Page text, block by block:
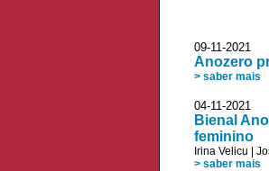
09-11-
Anozero
> saber mais
04-11-2021
Bienal
feminino
Irina Velicu
> saber mais